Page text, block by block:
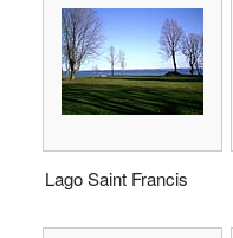
Lago Saint Francis